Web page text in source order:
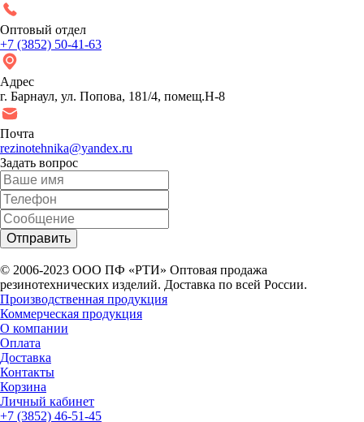
Оптовый отдел
+7 (3852) 50-41-63
Адрес
г. Барнаул, ул. Попова, 181/4, помещ.Н-8
Почта
rezinotehnika@yandex.ru
Задать вопрос
© 2006-2023 ООО ПФ «РТИ» Оптовая продажа
резинотехнических изделий. Доставка по всей России.
Производственная продукция
Коммерческая продукция
О компании
Оплата
Доставка
Контакты
Корзина
Личный кабинет
+7 (3852) 46-51-45